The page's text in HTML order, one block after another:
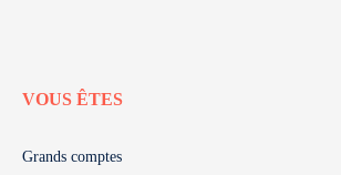
VOUS ÊTES
Grands comptes